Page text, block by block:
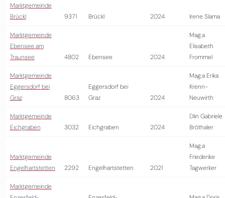
Marktgemeinde
Brückl
9371 Brückl 2024 Irene Slama
Marktgemeinde
Ebensee am
Traunsee
4802 Ebensee 2024
Mag.a
Elisabeth
Frommel
Marktgemeinde
Eggersdorf bei
Graz
8063
Eggersdorf bei
Graz
2024
Mag.a Erika
Krenn-
Neuwirth
Marktgemeinde
Eichgraben
3032 Eichgraben 2024
DIin Gabriele
Bröthaler
Marktgemeinde
Engelhartstetten
2292 Engelhartstetten 2021
Mag.a
Friederike
Tagwerker
Marktgemeinde